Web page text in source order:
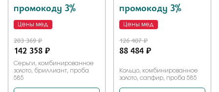
промокоду 3%
Цены мед
203 369 ₽
142 358 ₽
Серьги, комбинированное
золото, бриллиант, проба
585
промокоду 3%
Цены мед
126 407 ₽
88 484 ₽
Кольцо, комбинированное
золото, сапфир, проба 585